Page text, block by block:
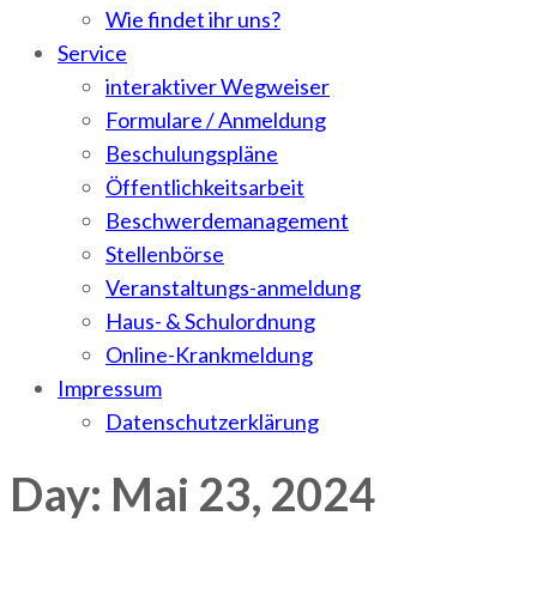
Wie findet ihr uns?
Service
interaktiver Wegweiser
Formulare / Anmeldung
Beschulungspläne
Öffentlichkeitsarbeit
Beschwerdemanagement
Stellenbörse
Veranstaltungs-anmeldung
Haus- & Schulordnung
Online-Krankmeldung
Impressum
Datenschutzerklärung
Day: Mai 23, 2024